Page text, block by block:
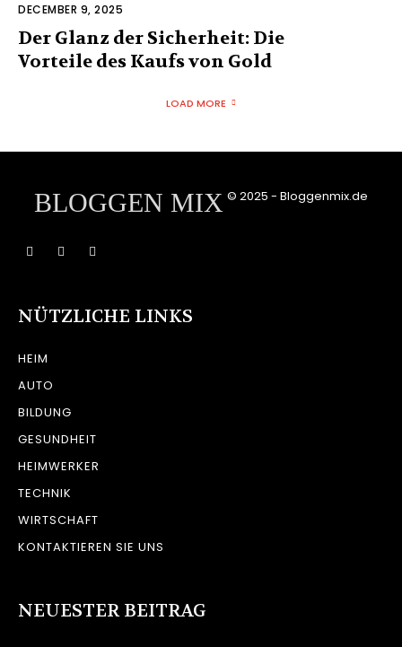
DECEMBER 9, 2025
Der Glanz der Sicherheit: Die
Vorteile des Kaufs von Gold
LOAD MORE
BLOGGEN MIX © 2025 - Bloggenmix.de
NÜTZLICHE LINKS
HEIM
AUTO
BILDUNG
GESUNDHEIT
HEIMWERKER
TECHNIK
WIRTSCHAFT
KONTAKTIEREN SIE UNS
NEUESTER BEITRAG